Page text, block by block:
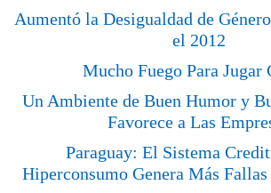
Aumentó la Desigualdad de
el 2012
Mucho Fuego Para Jugar
Un Ambiente de Buen Humor y
Favorece a Las
Paraguay: El Sistema
Hiperconsumo Genera Más